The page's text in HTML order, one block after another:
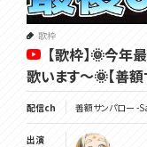
歌枠
【歌枠】🌞今年
歌います～🌞【善額
配信ch 善額サンパロー -
出演